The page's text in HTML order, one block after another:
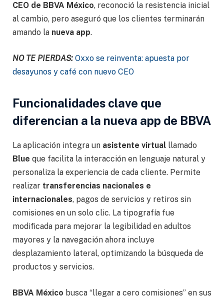
CEO de BBVA México, reconoció la resistencia inicial
al cambio, pero aseguró que los clientes terminarán
amando la nueva app.
NO TE PIERDAS: Oxxo se reinventa: apuesta por
desayunos y café con nuevo CEO
Funcionalidades clave que
diferencian a la nueva app de BBVA
La aplicación integra un asistente virtual llamado
Blue que facilita la interacción en lenguaje natural y
personaliza la experiencia de cada cliente. Permite
realizar transferencias nacionales e
internacionales, pagos de servicios y retiros sin
comisiones en un solo clic. La tipografía fue
modificada para mejorar la legibilidad en adultos
mayores y la navegación ahora incluye
desplazamiento lateral, optimizando la búsqueda de
productos y servicios.
BBVA México busca “llegar a cero comisiones” en sus